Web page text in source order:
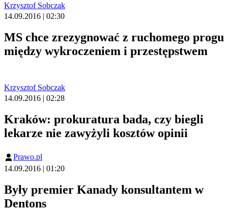
Krzysztof Sobczak
14.09.2016 | 02:30
MS chce zrezygnować z ruchomego progu
między wykroczeniem i przestępstwem
Krzysztof Sobczak
14.09.2016 | 02:28
Kraków: prokuratura bada, czy biegli
lekarze nie zawyżyli kosztów opinii
Prawo.pl
14.09.2016 | 01:20
Były premier Kanady konsultantem w
Dentons